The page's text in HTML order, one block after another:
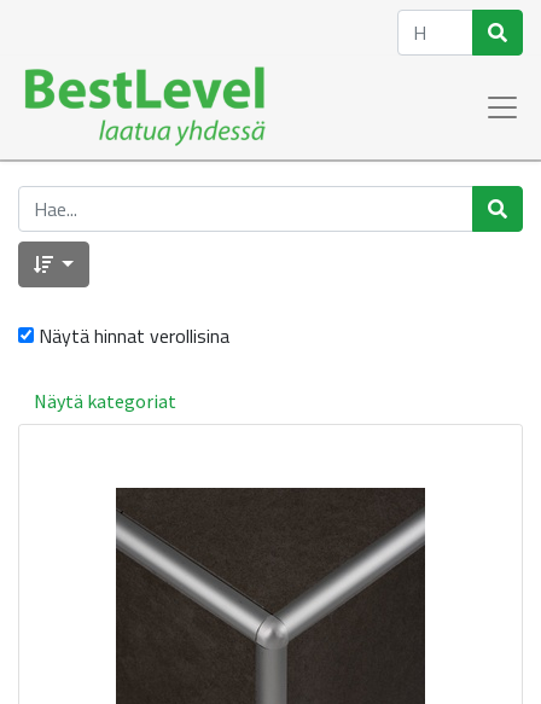
Näytä hinnat verollisina
Näytä kategoriat